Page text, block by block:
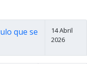
que se
14 Abril
2026